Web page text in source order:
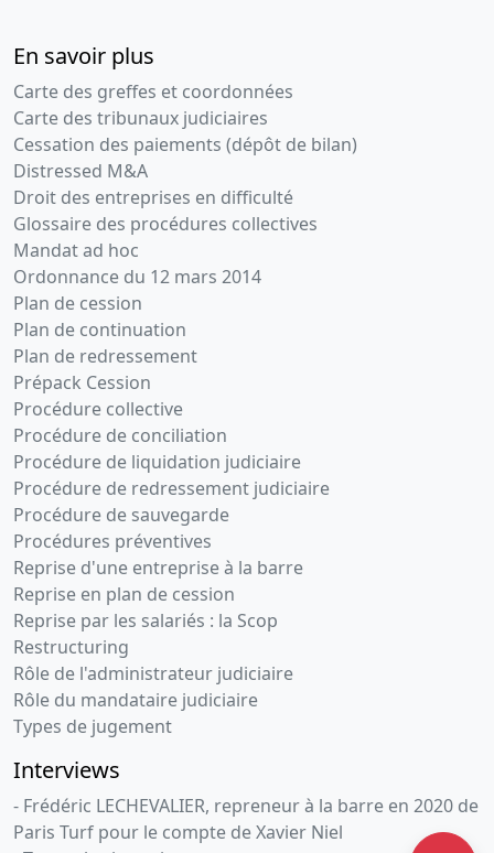
En savoir plus
Carte des greffes et coordonnées
Carte des tribunaux judiciaires
Cessation des paiements (dépôt de bilan)
Distressed M&A
Droit des entreprises en difficulté
Glossaire des procédures collectives
Mandat ad hoc
Ordonnance du 12 mars 2014
Plan de cession
Plan de continuation
Plan de redressement
Prépack Cession
Procédure collective
Procédure de conciliation
Procédure de liquidation judiciaire
Procédure de redressement judiciaire
Procédure de sauvegarde
Procédures préventives
Reprise d'une entreprise à la barre
Reprise en plan de cession
Reprise par les salariés : la Scop
Restructuring
Rôle de l'administrateur judiciaire
Rôle du mandataire judiciaire
Types de jugement
Interviews
- Frédéric LECHEVALIER, repreneur à la barre en 2020 de
Paris Turf pour le compte de Xavier Niel